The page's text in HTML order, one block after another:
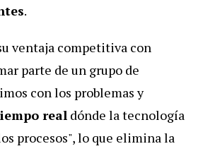
.
ventaja competitiva con
parte de un grupo de
con los problemas y
real dónde la tecnología
procesos", lo que elimina la